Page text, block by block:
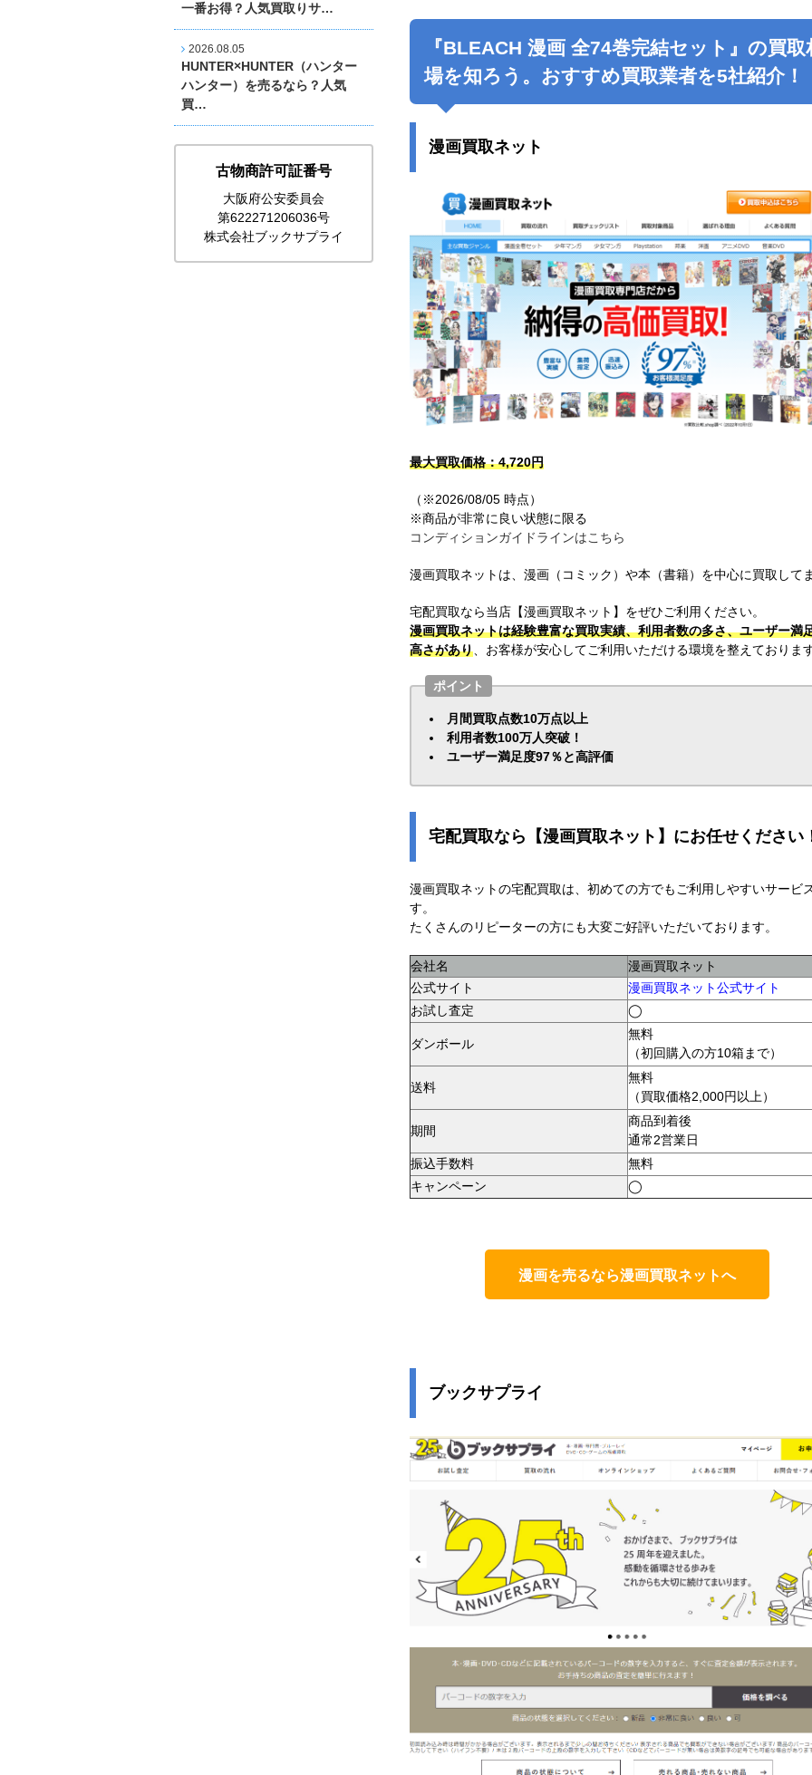
『BLEACH 漫画 全74巻完結セット』の買取
場を知ろう。おすすめ買取業者を5社紹介！
漫画買取ネット
最大買取価格：4,720円
（※2026/08/05 時点）
※商品が非常に良い状態に限る
コンディションガイドラインはこちら
漫画買取ネットは、漫画（コミック）や本（書籍）を中心に買取して
宅配買取なら当店【漫画買取ネット】をぜひご利用ください。
漫画買取ネットは経験豊富な買取実績、利用者数の多さ、ユーザー満
高さがあり、お客様が安心してご利用いただける環境を整えております
ポイント
月間買取点数10万点以上
利用者数100万人突破！
ユーザー満足度97％と高評価
宅配買取なら【漫画買取ネット】にお任せください
漫画買取ネットの宅配買取は、初めての方でもご利用しやすいサービ
す。
たくさんのリピーターの方にも大変ご好評いただいております。
会社名
漫画買取ネット
公式サイト
漫画買取ネット公式サイト
お試し査定
◯
ダンボール
無料
（初回購入の方10箱まで）
送料
無料
（買取価格2,000円以上）
期間
商品到着後
通常2営業日
振込手数料
無料
キャンペーン
◯
漫画を売るなら漫画買取ネットへ
ブックサプライ
一番お得？人気買取りサ…
2026.08.05
HUNTER×HUNTER（ハンター
ハンター）を売るなら？人気
買…
古物商許可証番号
大阪府公安委員会
第622271206036号
株式会社ブックサプライ